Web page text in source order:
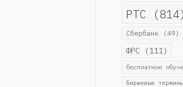
РТС (814)
Сбербанк (49)
ФРС (111)
бесплатное
биржевые термины